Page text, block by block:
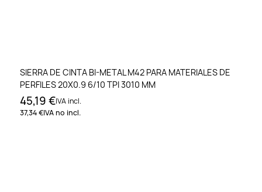
SIERRA DE CINTA BI-METAL M42 PARA MATERIALES DE
PERFILES 20X0.9 6/10 TPI 3010 MM
45,19 €IVA incl.
37,34 €IVA no incl.